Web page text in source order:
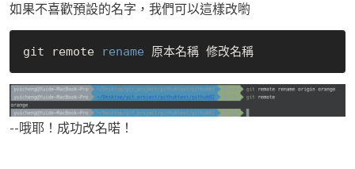
如果不喜歡預設的名字，我們可以這樣改喲
git remote rename 原本名稱 修改名稱
--哦耶！成功改名喏！